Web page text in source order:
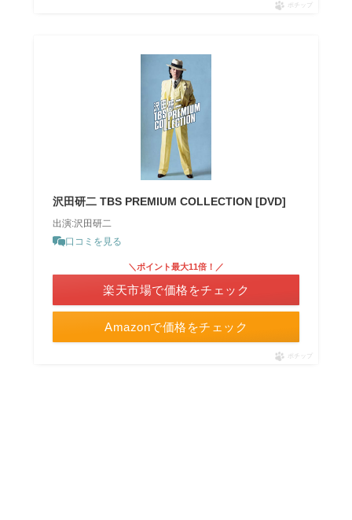
ポチップ
沢田研二 TBS PREMIUM COLLECTION [DVD]
出演:沢田研二
口コミを見る
Amazonで価格をチェック
＼ポイント最大11倍！／
楽天市場で価格をチェック
ポチップ